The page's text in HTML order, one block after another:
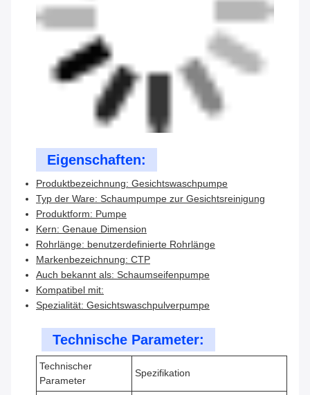
Eigenschaften:
Produktbezeichnung: Gesichtswaschpumpe
Typ der Ware: Schaumpumpe zur Gesichtsreinigung
Produktform: Pumpe
Kern: Genaue Dimension
Rohrlänge: benutzerdefinierte Rohrlänge
Markenbezeichnung: CTP
Auch bekannt als: Schaumseifenpumpe
Kompatibel mit:
Spezialität: Gesichtswaschpulverpumpe
Technische Parameter:
Technischer
Parameter
Spezifikation